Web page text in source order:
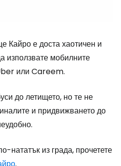
Кайро е доста хаотичен и
използвате мобилните
или Careem.
до летището, но те не
и придвижването до
нататък из града, прочетете